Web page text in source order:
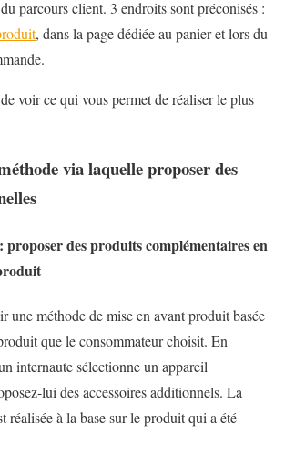
parcours client. 3 endroits sont préconisés :
, dans la page dédiée au panier et lors du
voir ce qui vous permet de réaliser le plus
via laquelle proposer des
proposer des produits complémentaires en
une méthode de mise en avant produit basée
que le consommateur choisit. En
internaute sélectionne un appareil
lui des accessoires additionnels. La
réalisée à la base sur le produit qui a été